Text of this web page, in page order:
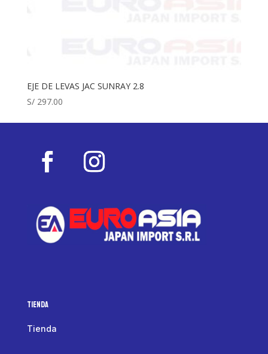
EJE DE LEVAS JAC SUNRAY 2.8
S/297.00
Tienda
Tienda